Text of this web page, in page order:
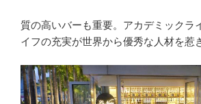
質の高いバーも重要。アカデミックラ
イフの充実が世界から優秀な人材を惹